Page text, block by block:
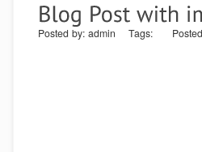
Posted by: admin Tags: Posted